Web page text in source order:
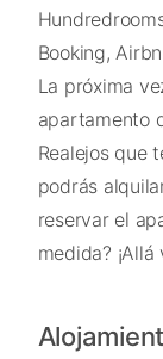
Booking,
La próxima
apartamento
Realejos que
podrás
reservar el
medida? ¡Allá